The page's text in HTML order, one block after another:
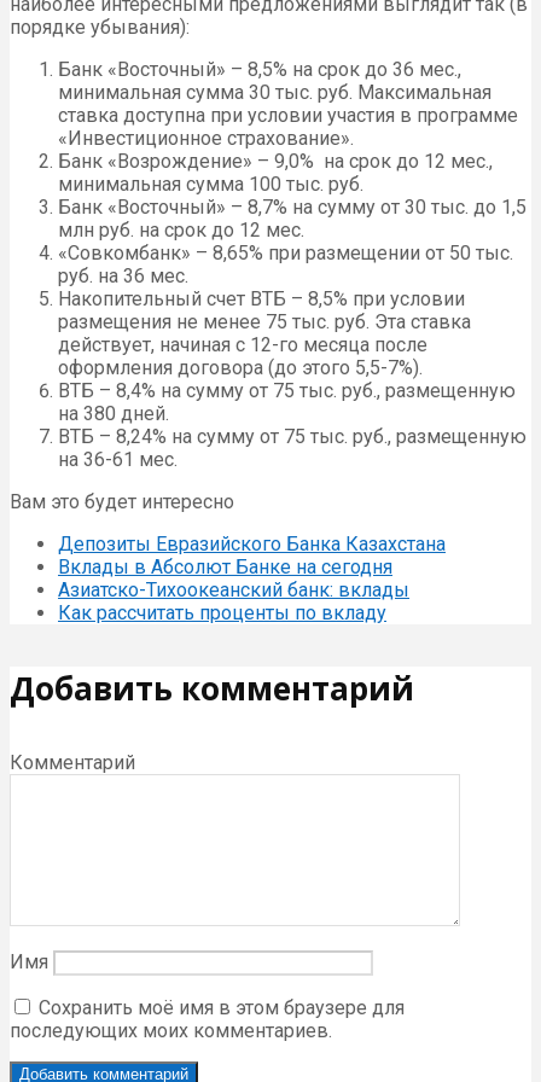
порядке убывания):
Банк «Восточный» – 8,5% на срок до 36 мес.,
минимальная сумма 30 тыс. руб. Максимальная
ставка доступна при условии участия в программе
«Инвестиционное страхование».
Банк «Возрождение» – 9,0% на срок до 12 мес.,
минимальная сумма 100 тыс. руб.
Банк «Восточный» – 8,7% на сумму от 30 тыс. до 1,5
млн руб. на срок до 12 мес.
«Совкомбанк» – 8,65% при размещении от 50 тыс.
руб. на 36 мес.
Накопительный счет ВТБ – 8,5% при условии
размещения не менее 75 тыс. руб. Эта ставка
действует, начиная с 12-го месяца после
оформления договора (до этого 5,5-7%).
ВТБ – 8,4% на сумму от 75 тыс. руб., размещенную
на 380 дней.
ВТБ – 8,24% на сумму от 75 тыс. руб., размещенную
на 36-61 мес.
Вам это будет интересно
Депозиты Евразийского Банка Казахстана
Вклады в Абсолют Банке на сегодня
Азиатско-Тихоокеанский банк: вклады
Как рассчитать проценты по вкладу
Добавить комментарий
Комментарий
Имя
Сохранить моё имя в этом браузере для
последующих моих комментариев.